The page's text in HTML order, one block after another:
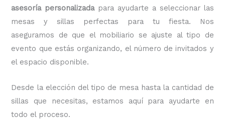
asesoría personalizadapara ayudarte a seleccionar las
mesas y sillas perfectas para tu fiesta. Nos
aseguramos de que el mobiliario se ajuste al tipo de
evento que estás organizando, el número de invitados y
el espacio disponible.
Desde la elección del tipo de mesa hasta la cantidad de
sillas que necesitas, estamos aquí para ayudarte en
todo el proceso.